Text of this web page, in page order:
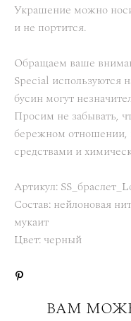
Украшение можно
и не портится.
Обращаем ваше
Special используются
бусин могут
Просим не забывать,
бережном отношении,
средствами и
Артикул:
Состав: нейлоновая
мукаит
Цвет: черный
ВАМ